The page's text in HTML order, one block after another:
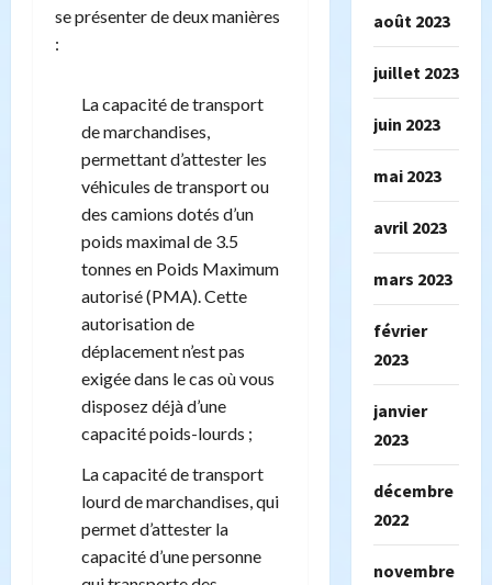
se présenter de deux manières
:
La capacité de transport
de marchandises,
permettant d’attester les
véhicules de transport ou
des camions dotés d’un
poids maximal de 3.5
tonnes en Poids Maximum
autorisé (PMA). Cette
autorisation de
déplacement n’est pas
exigée dans le cas où vous
disposez déjà d’une
capacité poids-lourds ;
La capacité de transport
lourd de marchandises, qui
permet d’attester la
capacité d’une personne
août 2023
juillet 2023
juin 2023
mai 2023
avril 2023
mars 2023
février
2023
janvier
2023
décembre
2022
novembre